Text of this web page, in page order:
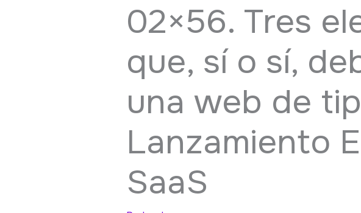
02×56. Tres
que, sí o sí,
una web de
Lanzamiento
SaaS